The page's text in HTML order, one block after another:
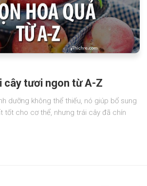
cây tươi ngon từ A-Z
dưỡng không thể thiếu, nó giúp bổ sung
tốt cho cơ thể, nhưng trái cây đã chín